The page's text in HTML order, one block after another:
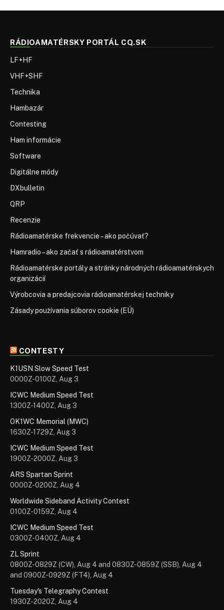
RÁDIOAMATÉRSKY PORTÁL CQ.SK
LF+HF
VHF+SHF
Technika
Hambazár
Contesting
Ham informácie
Software
Digitálne módy
DXbulletin
QRP
Recenzie
Rádioamatérske frekvencie – ako počúvať?
Hamradio – ako začať s rádioamatérstvom
Rádioamatérske portály a stránky národných rádioamatérskych
organizácií
Výrobcovia a predajcovia rádioamatérskej techniky
Zásady používania súborov cookie (EÚ)
CONTESTY
K1USN Slow Speed Test
0000Z-0100Z, Aug 3
ICWC Medium Speed Test
1300Z-1400Z, Aug 3
OK1WC Memorial (MWC)
1630Z-1729Z, Aug 3
ICWC Medium Speed Test
1900Z-2000Z, Aug 3
ARS Spartan Sprint
0000Z-0200Z, Aug 4
Worldwide Sideband Activity Contest
0100Z-0159Z, Aug 4
ICWC Medium Speed Test
0300Z-0400Z, Aug 4
ZL Sprint
0800Z-0829Z (CW), Aug 4 and 0830Z-0859Z (SSB), Aug 4
and 0900Z-0929Z (FT4), Aug 4
Tuesday's Telegraphy Contest
1930Z-2020Z, Aug 4